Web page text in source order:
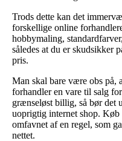
Trods dette kan det
forskellige online
hobbymaling,
således at du er skudsikker
pris.
Man skal bare være obs på,
forhandler en vare til salg
grænseløst billig, så bør det
uoprigtig internet shop.
omfavnet af en regel, som
nettet.